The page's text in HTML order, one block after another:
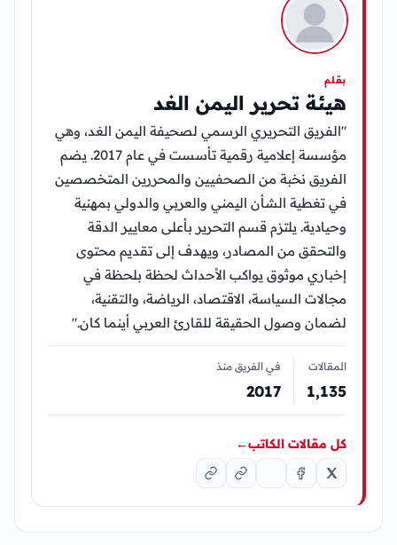
بقلم
هيئة تحرير اليمن الغد
"الفريق التحريري الرسمي لصحيفة اليمن الغد، وهي
مؤسسة إعلامية رقمية تأسست في عام 2017. يضم
الفريق نخبة من الصحفيين والمحررين المتخصصين
في تغطية الشأن اليمني والعربي والدولي بمهنية
وحيادية. يلتزم قسم التحرير بأعلى معايير الدقة
والتحقق من المصادر، ويهدف إلى تقديم محتوى
إخباري موثوق يواكب الأحداث لحظة بلحظة في
مجالات السياسة، الاقتصاد، الرياضة، والتقنية،
لضمان وصول الحقيقة للقارئ العربي أينما كان."
المقالات
1٬135
في الفريق منذ
2017
كل مقالات الكاتب←